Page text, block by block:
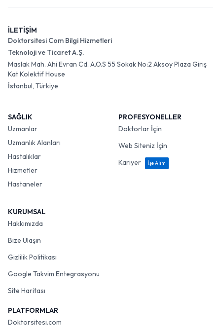
İLETİŞİM
Doktorsitesi Com Bilgi Hizmetleri
Teknoloji ve Ticaret A.Ş.
Maslak Mah. Ahi Evran Cd. A.O.S 55 Sokak No:2 Aksoy Plaza Giriş
Kat Kolektif House
İstanbul, Türkiye
SAĞLIK
Uzmanlar
Uzmanlık Alanları
Hastalıklar
Hizmetler
Hastaneler
PROFESYONELLER
Doktorlar İçin
Web Siteniz İçin
Kariyer
İşe Alım
KURUMSAL
Hakkımızda
Bize Ulaşın
Gizlilik Politikası
Google Takvim Entegrasyonu
Site Haritası
PLATFORMLAR
Doktorsitesi.com